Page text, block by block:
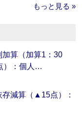
もっと見る »
加算（加算1：30
）：個人…
存減算（▲15点）：